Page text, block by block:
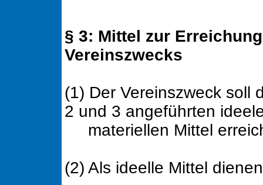
§ 3: Mittel zur
Vereinszwecks
(1) Der Vereinszweck soll
2 und 3 angeführten
materiellen Mittel
(2) Als ideelle Mittel